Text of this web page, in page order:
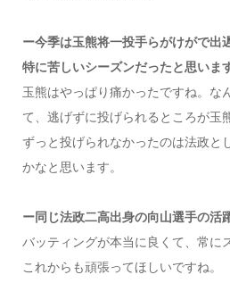
ー今季は玉熊将一投手らがけがで出
特に苦しいシーズンだったと思いま
玉熊はやっぱり痛かったですね。な
て、逃げずに投げられるところが玉
ずっと投げられなかったのは法政と
かなと思います。
ー同じ法政二高出身の向山選手の活
バッティングが本当に良くて、常に
これからも頑張ってほしいですね。